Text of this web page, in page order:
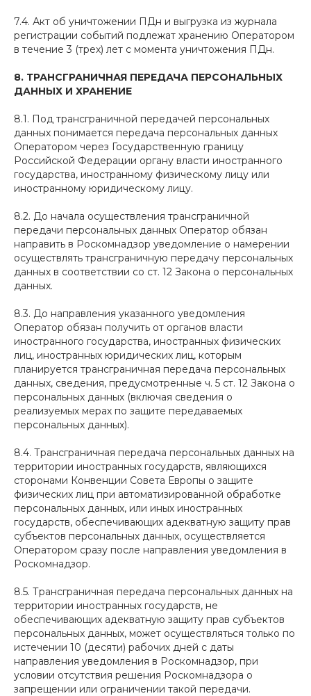
7.4. Акт об уничтожении ПДн и выгрузка из журнала
регистрации событий подлежат хранению Оператором
в течение 3 (трех) лет с момента уничтожения ПДн.
8. ТРАНСГРАНИЧНАЯ ПЕРЕДАЧА ПЕРСОНАЛЬНЫХ
ДАННЫХ И ХРАНЕНИЕ
8.1. Под трансграничной передачей персональных
данных понимается передача персональных данных
Оператором через Государственную границу
Российской Федерации органу власти иностранного
государства, иностранному физическому лицу или
иностранному юридическому лицу.
8.2. До начала осуществления трансграничной
передачи персональных данных Оператор обязан
направить в Роскомнадзор уведомление о намерении
осуществлять трансграничную передачу персональных
данных в соответствии со ст. 12 Закона о персональных
данных.
8.3. До направления указанного уведомления
Оператор обязан получить от органов власти
иностранного государства, иностранных физических
лиц, иностранных юридических лиц, которым
планируется трансграничная передача персональных
данных, сведения, предусмотренные ч. 5 ст. 12 Закона о
персональных данных (включая сведения о
реализуемых мерах по защите передаваемых
персональных данных).
8.4. Трансграничная передача персональных данных на
территории иностранных государств, являющихся
сторонами Конвенции Совета Европы о защите
физических лиц при автоматизированной обработке
персональных данных, или иных иностранных
государств, обеспечивающих адекватную защиту прав
субъектов персональных данных, осуществляется
Оператором сразу после направления уведомления в
Роскомнадзор.
8.5. Трансграничная передача персональных данных на
территории иностранных государств, не
обеспечивающих адекватную защиту прав субъектов
персональных данных, может осуществляться только по
истечении 10 (десяти) рабочих дней с даты
направления уведомления в Роскомнадзор, при
условии отсутствия решения Роскомнадзора о
запрещении или ограничении такой передачи.